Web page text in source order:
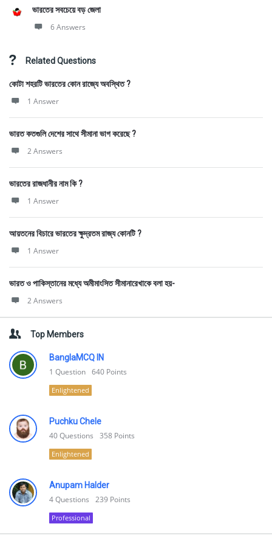
ভারতের সবচেয়ে বড় জেলা
6 Answers
Related Questions
কোটা শহরটি ভারতের কোন রাজ্যে অবস্থিত ?
1 Answer
ভারত কতগুলি দেশের সাথে সীমানা ভাগ করেছে ?
2 Answers
ভারতের রাজধানীর নাম কি ?
1 Answer
আয়তনের বিচারে ভারতের ক্ষুদ্রতম রাজ্য কোনটি ?
1 Answer
ভারত ও পাকিস্তানের মধ্যে অমীমাংসিত সীমানারেখাকে বলা হয়-
2 Answers
Top Members
BanglaMCQ IN
1 Question 640 Points
Enlightened
Puchku Chele
40Questions 358 Points
Enlightened
Anupam Halder
4Questions 239 Points
Professional